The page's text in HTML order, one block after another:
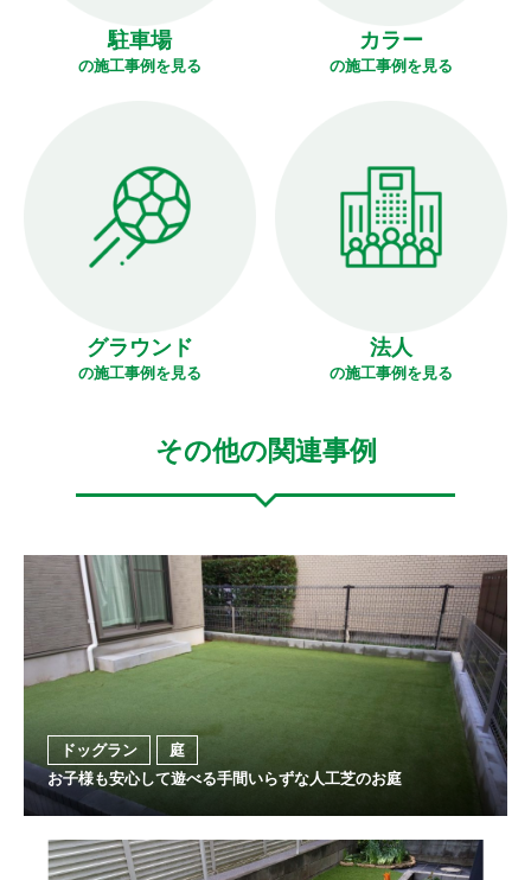
駐車場
の施工事例を見る
カラー
の施工事例を見る
グラウンド
の施工事例を見る
法人
の施工事例を見る
その他の関連事例
ドッグラン
庭
お子様も安心して遊べる手間いらずな人工芝のお庭